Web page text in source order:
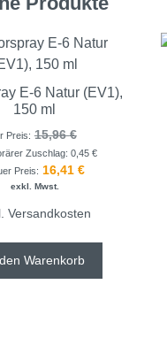
E-6 Natur (EV1),
150 ml
Preis: 15,96€
Zuschlag: 0,45 €
Preis: 16,41 €
exkl. Mwst.
Versandkosten
Warenkorb